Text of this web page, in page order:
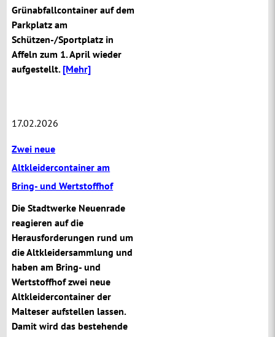
Grünabfallcontainer auf dem
Parkplatz am
Schützen-/Sportplatz in
Affeln zum 1. April wieder
aufgestellt. [Mehr]
17.02.2026
Zwei neue
Altkleidercontainer am
Bring- und Wertstoffhof
Die Stadtwerke Neuenrade
reagieren auf die
Herausforderungen rund um
die Altkleidersammlung und
haben am Bring- und
Wertstoffhof zwei neue
Altkleidercontainer der
Malteser aufstellen lassen.
Damit wird das bestehende